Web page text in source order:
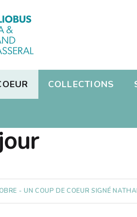
COLLECTIONS
Jeux
- UN COUP DE COEUR SIGNÉ